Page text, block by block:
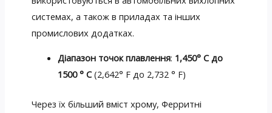
системах, а також в приладах та інших
промислових додатках.
Діапазон точок плавлення: 1,450° С до
1500 ° C(2,642° F до 2,732 ° F)
Через їх більший вміст хрому, Ферритні